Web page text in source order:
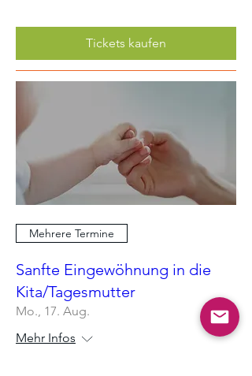
Tickets kaufen
Mehrere Termine
Sanfte Eingewöhnung in die
Kita/Tagesmutter
Mo., 17. Aug.
Mehr Infos